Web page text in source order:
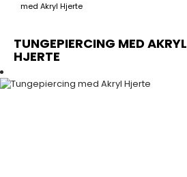
med Akryl Hjerte
TUNGEPIERCING MED AKRYL
HJERTE